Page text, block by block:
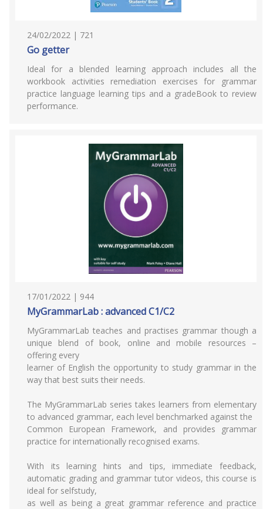
24/02/2022 | 721
Go getter
Ideal for a blended learning approach includes all the
workbook activities remediation exercises for grammar
practice language learning tips and a gradeBook to review
performance.
17/01/2022 | 944
MyGrammarLab : advanced C1/C2
MyGrammarLab teaches and practises grammar though a
unique blend of book, online and mobile resources –
offering every
learner of English the opportunity to study grammar in the
way that best suits their needs.
The MyGrammarLab series takes learners from elementary
to advanced grammar, each level benchmarked against the
Common European Framework, and provides grammar
practice for internationally recognised exams.
With its learning hints and tips, immediate feedback,
automatic grading and grammar tutor videos, this course is
ideal for selfstudy,
as well as being a great grammar reference and practice